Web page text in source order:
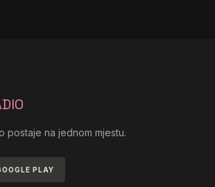
postaje na jednom mjestu.
PLAY